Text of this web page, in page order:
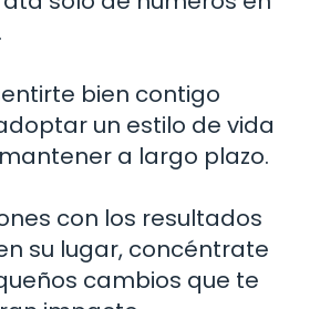
bien contigo
un estilo de vida
a largo plazo.
con los resultados
su lugar, concéntrate
cambios que te